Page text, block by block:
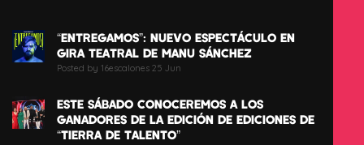
“ENTREGAMOS”: NUEVO ESPECTÁCULO EN
GIRA TEATRAL DE MANU SÁNCHEZ
Posted by 16escalones 25 Jun
ESTE SÁBADO CONOCEREMOS A LOS
GANADORES DE LA EDICIÓN DE EDICIONES DE
“TIERRA DE TALENTO”